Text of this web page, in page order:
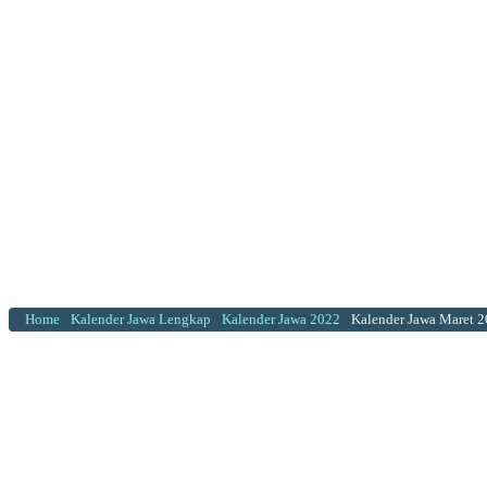
Home Kalender Jawa Lengkap Kalender Jawa 2022 Kalender Jawa Maret